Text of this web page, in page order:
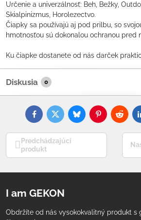
Určenie a univerzálnosť: Beh, Bežky,
Skialpinizmus, Horolezectvo.
Čiapky sa používajú aj pod prilbu, so
hmotnosťou sú dokonalou ochranou pred
Ku čiapke dostanete od nás darček
Diskusia 0
FacebookTwitterBlueskyPinterestReddit
Predchádzajúci
produkt
I am GEKON
Obdržíte od nás vysokokvalitný produkt s